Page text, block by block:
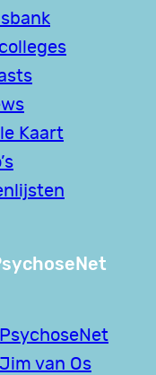
Kaart
van Os